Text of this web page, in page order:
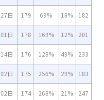
日 179 69% 18% 182
日 178 169% 12% 201
日 176 128% 49% 233
日 175 256% 29% 183
日 174 268% 21% 247